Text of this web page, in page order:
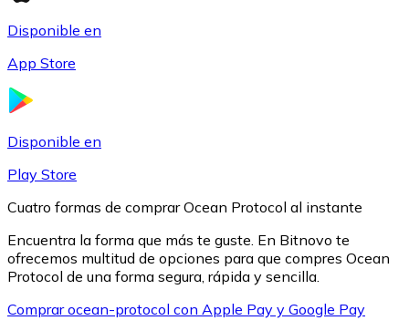
Disponible en
App Store
Disponible en
Play Store
Cuatro formas de comprar Ocean Protocol al instante
Encuentra la forma que más te guste. En Bitnovo te
ofrecemos multitud de opciones para que compres Ocean
Protocol de una forma segura, rápida y sencilla.
Comprar ocean-protocol con Apple Pay y Google Pay